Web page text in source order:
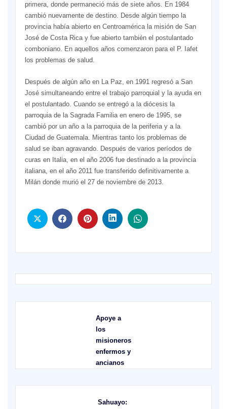
primera, donde permaneció más de siete años. En 1984
cambió nuevamente de destino. Desde algún tiempo la
provincia había abierto en Centroamérica la misión de San
José de Costa Rica y fue abierto también el postulantado
comboniano. En aquellos años comenzaron para el P. Iafet
los problemas de salud.
Después de algún año en La Paz, en 1991 regresó a San
José simultaneando entre el trabajo parroquial y la ayuda en
el postulantado. Cuando se entregó a la diócesis la
parroquia de la Sagrada Familia en enero de 1995, se
cambió por un año a la parroquia de la periferia y a la
Ciudad de Guatemala. Mientras tanto los problemas de
salud se iban agravando. Después de varios períodos de
curas en Italia, en el año 2006 fue destinado a la provincia
italiana, en el año 2011 fue transferido definitivamente a
Milán donde murió el 27 de noviembre de 2013.
Apoye a
los
misioneros
enfermos y
ancianos
Sahuayo: